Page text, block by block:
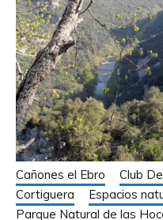
Cañones el Ebro
Club
Cortiguera
Espacios
Parque Natural de las